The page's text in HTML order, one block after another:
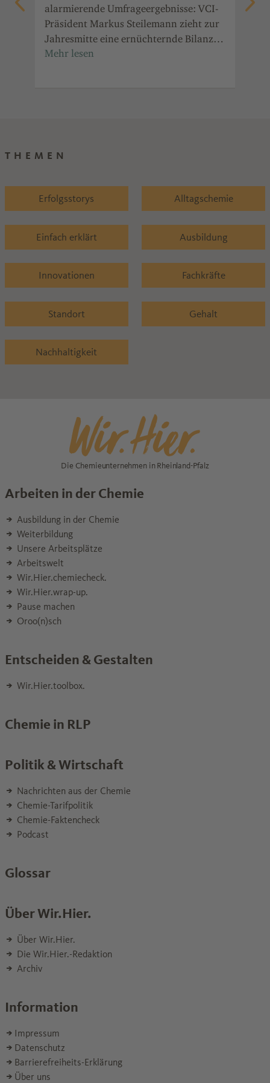
alarmierende Umfrageergebnisse: VCI-
Präsident Markus Steilemann zieht zur
Jahresmitte eine ernüchternde Bilanz
für die chemisch-pharmazeutische
THEMEN
Erfolgsstorys Alltagschemie
Einfach erklärt Ausbildung
Innovationen Fachkräfte
Standort Gehalt
Nachhaltigkeit
Die Chemieunternehmen in Rheinland-Pfalz
Arbeiten in der Chemie
Ausbildung in der Chemie
Weiterbildung
Unsere Arbeitsplätze
Arbeitswelt
Wir.Hier.chemiecheck.
Wir.Hier.wrap-up.
Pause machen
Oroo(n)sch
Entscheiden & Gestalten
Wir.Hier.toolbox.
Chemie in RLP
Politik & Wirtschaft
Nachrichten aus der Chemie
Chemie-Tarifpolitik
Chemie-Faktencheck
Podcast
Glossar
Über Wir.Hier.
Über Wir.Hier.
Die Wir.Hier.-Redaktion
Archiv
Information
Impressum
Datenschutz
Barrierefreiheits-Erklärung
Über uns